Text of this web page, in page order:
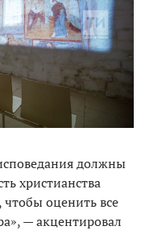
должны
христианства
чтобы оценить все
— акцентировал